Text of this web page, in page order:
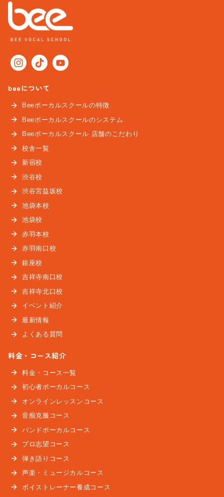
beeについて
Beeボーカルスクールの特徴
Beeボーカルスクールのシステム
Beeボーカルスクール 店舗のこだわり
校舎一覧
新宿校
渋谷校
渋谷宮益坂校
池袋本校
池袋校
赤羽本校
赤羽南口校
銀座校
吉祥寺南口校
吉祥寺北口校
イベント紹介
最新情報
よくある質問
料金・コース紹介
料金・コース一覧
初心者ボーカルコース
オンラインレッスンコース
音痴克服コース
バンドボーカルコース
プロ志望コース
弾き語りコース
声楽・ミュージカルコース
ボイストレーナー養成コース